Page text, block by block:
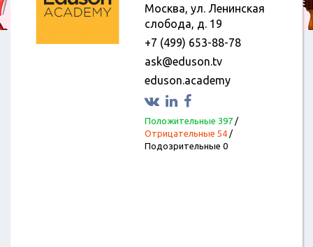
Москва, ул. Ленинская
слобода, д. 19
+7 (499) 653-88-78
ask@eduson.tv
eduson.academy
Положительные 397/
Отрицательные 54/
Подозрительные 0